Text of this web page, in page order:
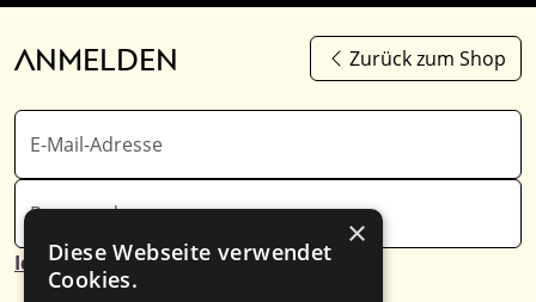
Anmelden Zurück zum Shop
E-Mail-Adresse
Password
Ich habe mein Passwort vergessen
×
Diese Webseite verwendet
Cookies.